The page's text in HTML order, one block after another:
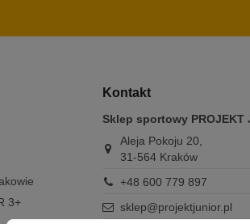
3+
Kontakt
Sklep sportowy PROJEKT
Aleja Pokoju 20,
31-564 Kraków
+48 600 779 897
sklep@projektjunior.pl